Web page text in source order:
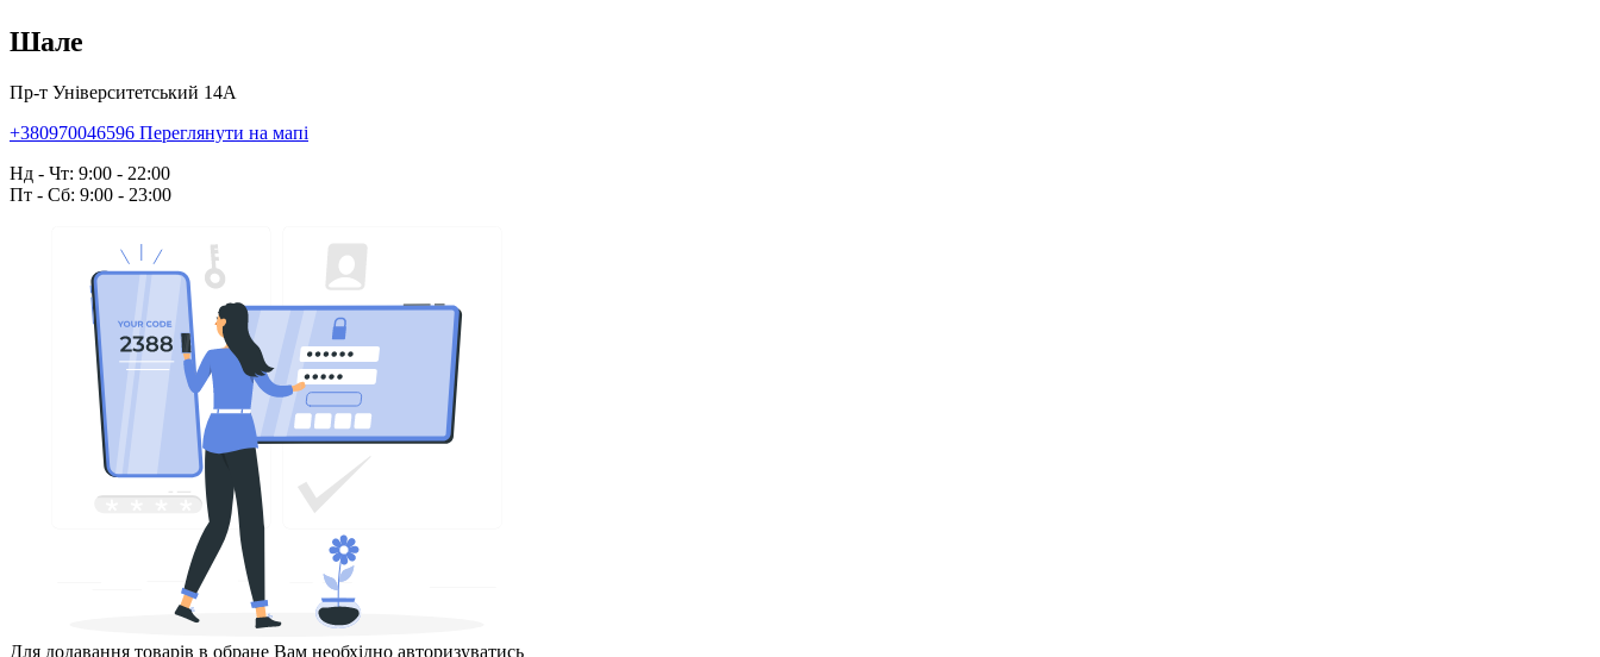
Шале
Пр-т Університетський 14А
+380970046596 Переглянути на мапі
Нд - Чт: 9:00 - 22:00
Пт - Сб: 9:00 - 23:00
Для додавання товарів в обране Вам необхідно авторизуватись